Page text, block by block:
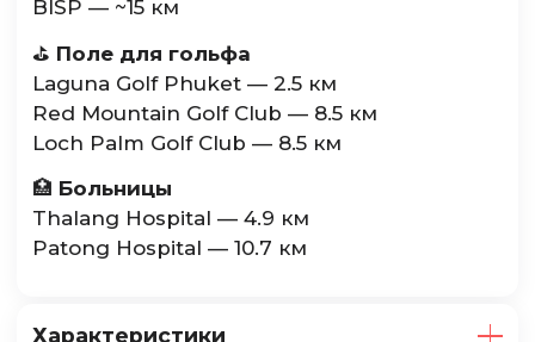
BISP — ~15 км
⛳️ Поле для гольфа
Laguna Golf Phuket — 2.5 км
Red Mountain Golf Club — 8.5 км
Loch Palm Golf Club — 8.5 км
🏥 Больницы
Thalang Hospital — 4.9 км
Patong Hospital — 10.7 км
Характеристики